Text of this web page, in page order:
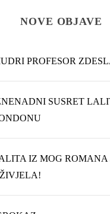
NOVE OBJAVE
PROFESOR
SUSRET
IZ MOG ROMANA